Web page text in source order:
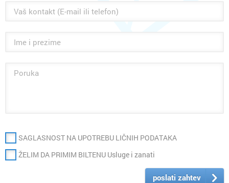
SAGLASNOST NA UPOTREBU LIČNIH PODATAKA
ŽELIM DA PRIMIM BILTENU Usluge i zanati
poslati zahtev